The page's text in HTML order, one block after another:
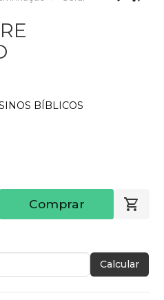
BÍBLICOS
Comprar
Calcular